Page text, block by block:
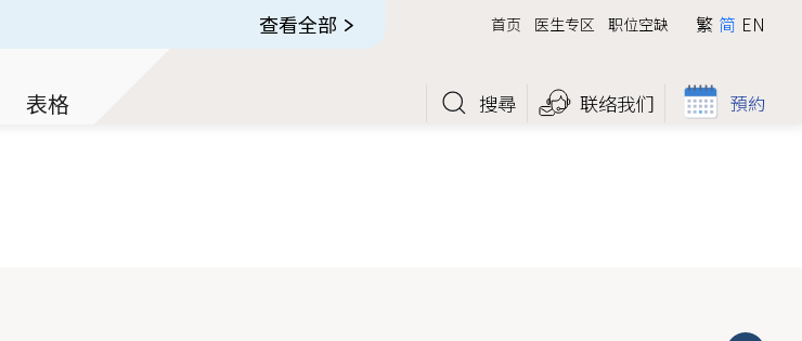
查看全部 首页 医生专区 职位空缺 繁 简 EN
表格 搜尋 联络我们 預約